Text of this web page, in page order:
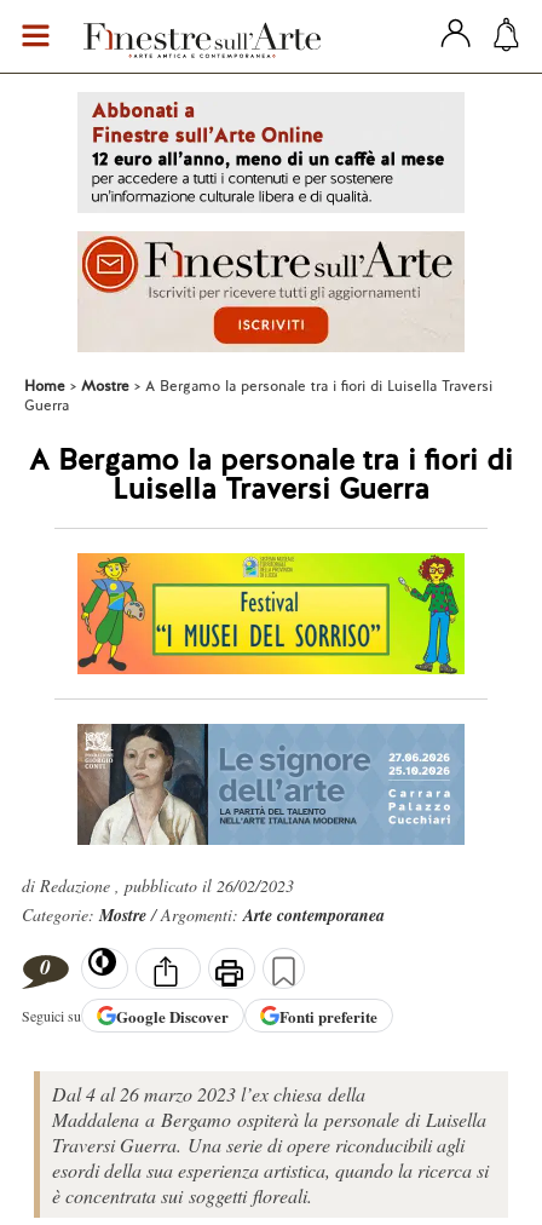
Home Mostre
A Bergamo la personale tra i fiori di Luisella Traversi
Guerra
A Bergamo la personale tra i fiori di
Luisella Traversi Guerra
di Redazione , pubblicato il 26/02/2023
Categorie:Mostre/ Argomenti:Arte contemporanea
0
Seguici su GoogleDiscover Fonti preferite
Dal 4 al 26 marzo 2023 l’ex chiesa della
Maddalena a Bergamo ospiterà la personale di Luisella
Traversi Guerra. Una serie di opere riconducibili agli
esordi della sua esperienza artistica, quando la ricerca si
è concentrata sui soggetti floreali.